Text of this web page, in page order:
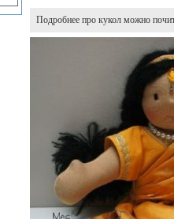
Подробнее про кукол можно